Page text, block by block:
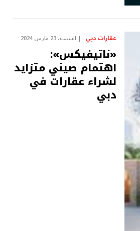
عقارات دبي السبت، 23 مارس 2024
«ناتيفيكس»:
اهتمام صيني متزايد
لشراء عقارات في
دبي